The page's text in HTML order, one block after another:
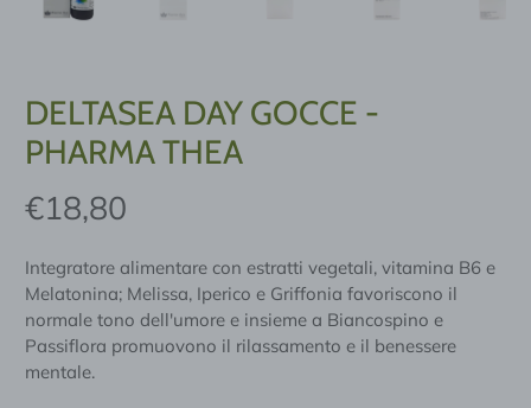
DELTASEA DAY GOCCE -
PHARMA THEA
€18,80
Integratore alimentare con estratti vegetali, vitamina B6 e
Melatonina; Melissa, Iperico e Griffonia favoriscono il
normale tono dell'umore e insieme a Biancospino e
Passiflora promuovono il rilassamento e il benessere
mentale.